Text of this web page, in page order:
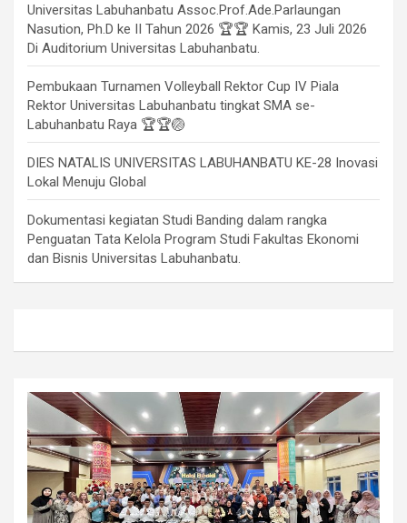
Universitas Labuhanbatu Assoc.Prof.Ade.Parlaungan
Nasution, Ph.D ke II Tahun 2026 🏆🏆 Kamis, 23 Juli 2026
Di Auditorium Universitas Labuhanbatu.
Pembukaan Turnamen Volleyball Rektor Cup IV Piala
Rektor Universitas Labuhanbatu tingkat SMA se-
Labuhanbatu Raya 🏆🏆🏐
DIES NATALIS UNIVERSITAS LABUHANBATU KE-28 Inovasi
Lokal Menuju Global
Dokumentasi kegiatan Studi Banding dalam rangka
Penguatan Tata Kelola Program Studi Fakultas Ekonomi
dan Bisnis Universitas Labuhanbatu.